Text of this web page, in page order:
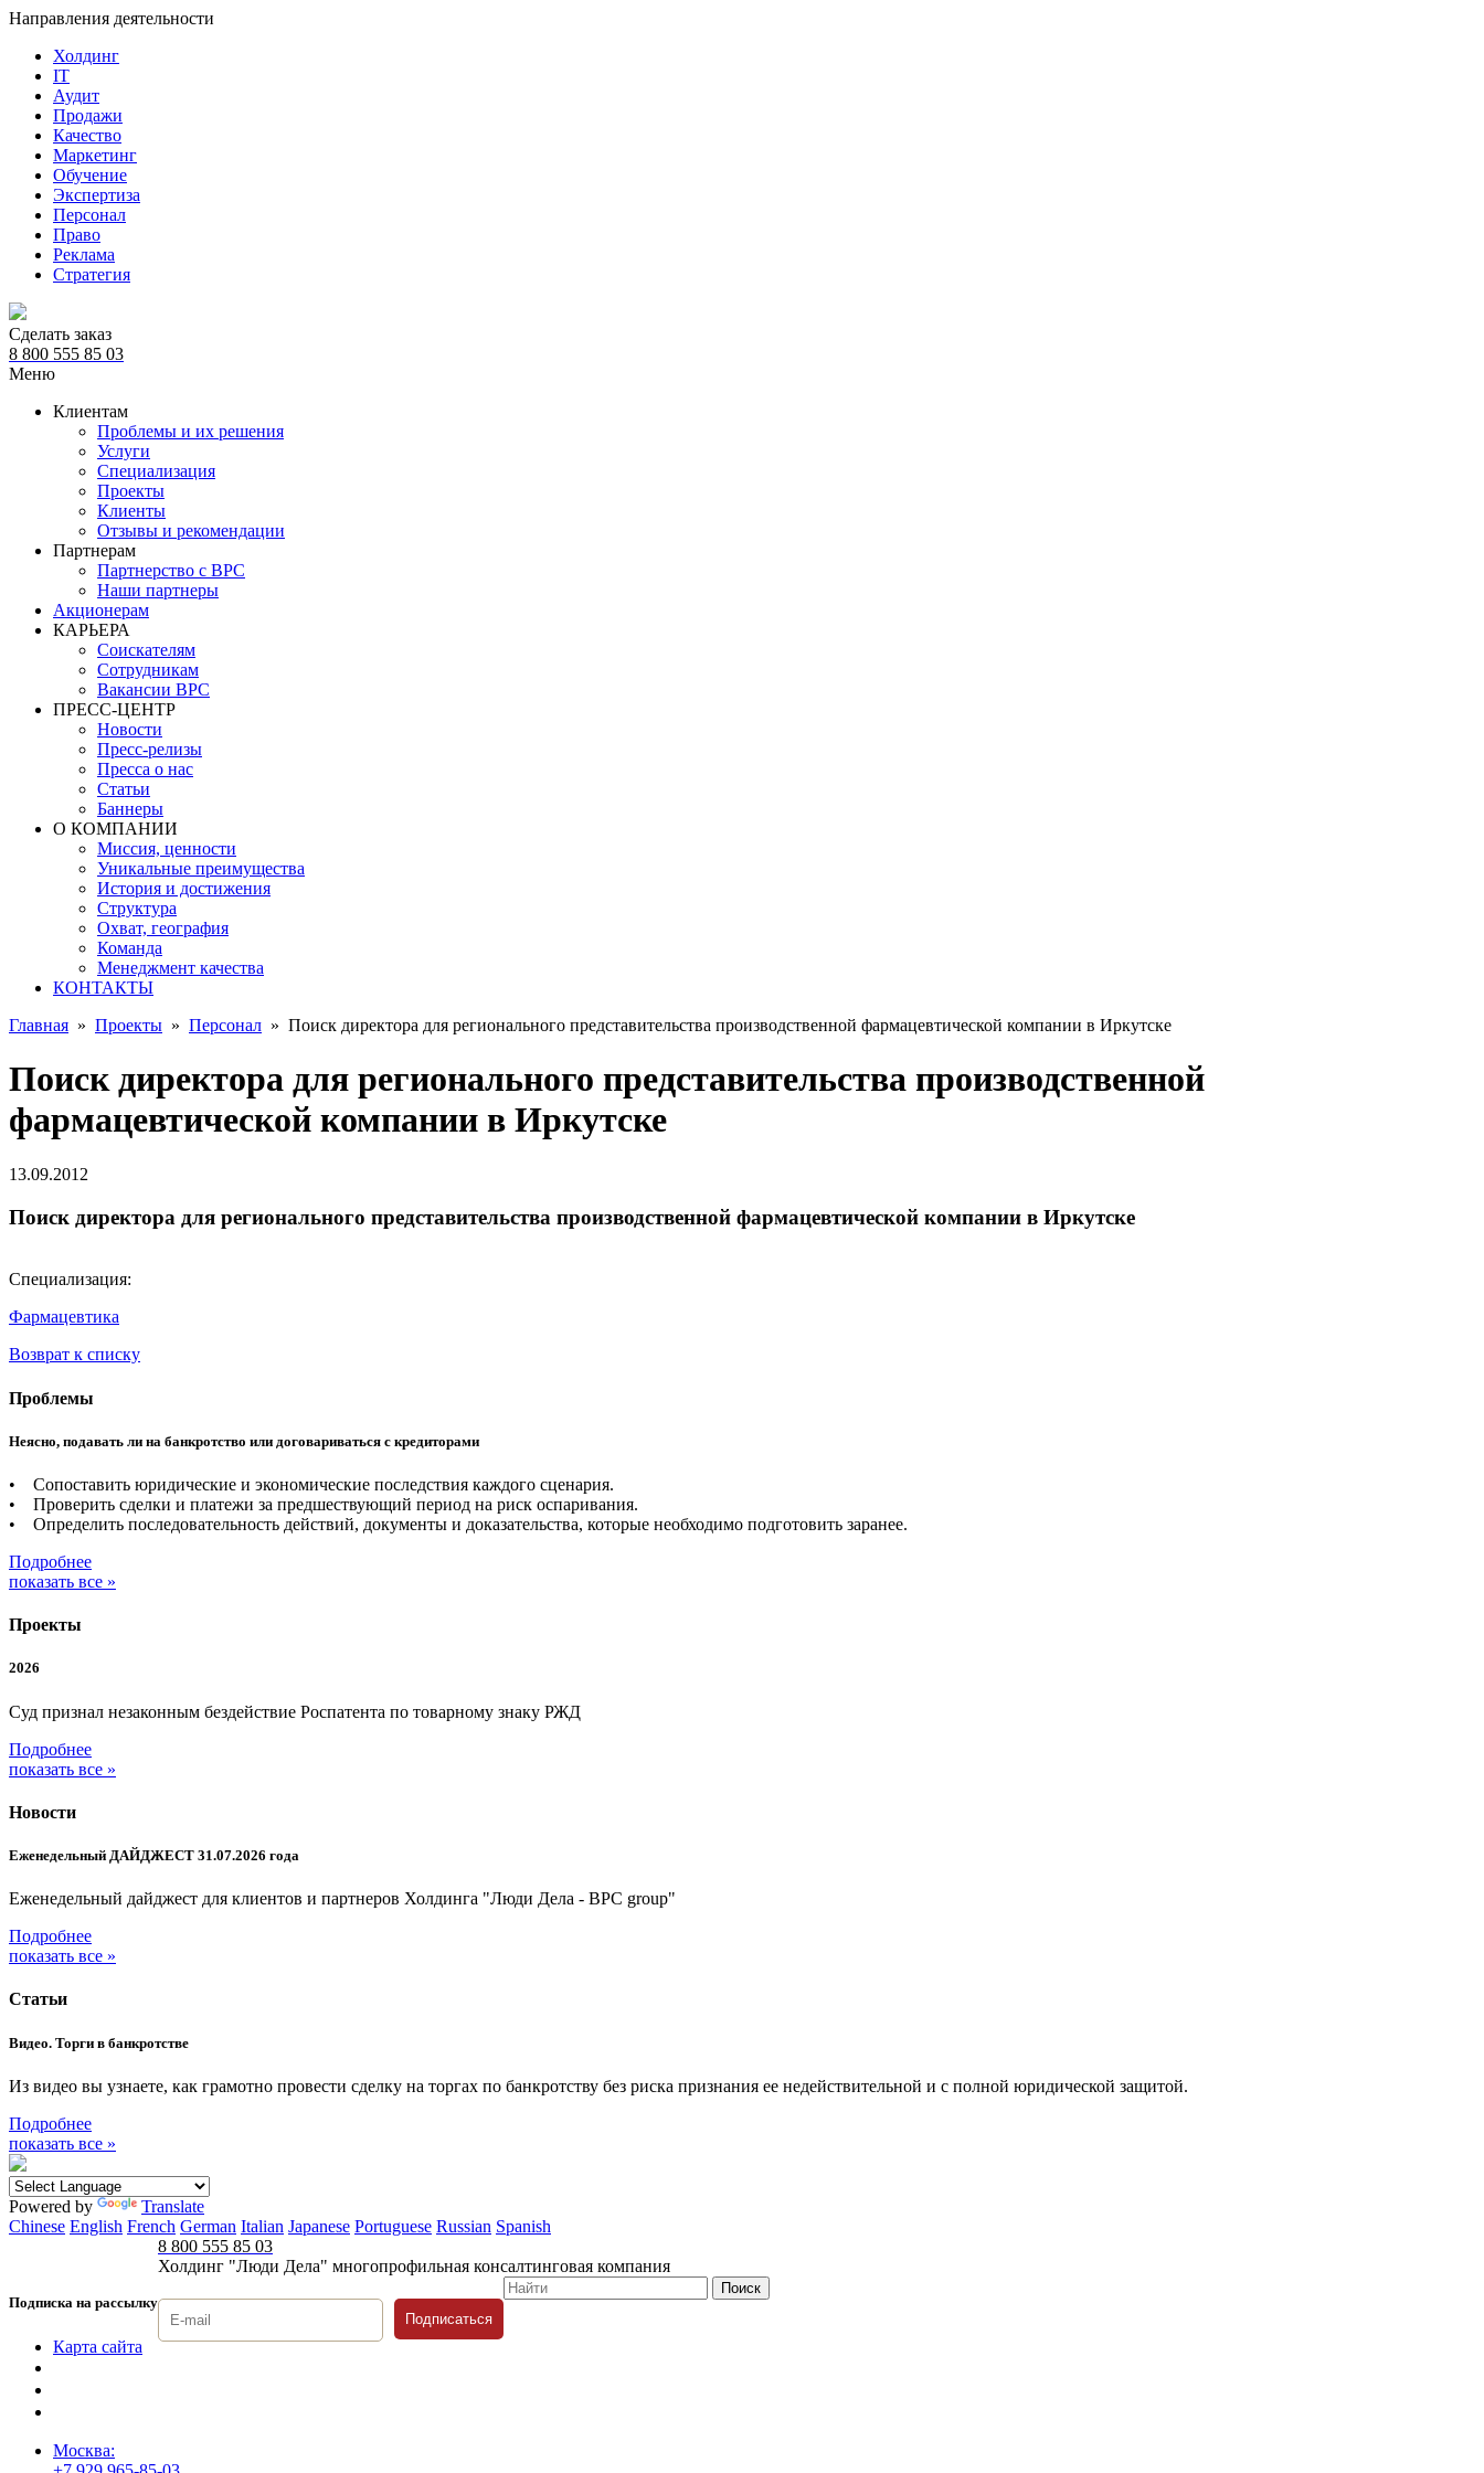
Направления деятельности
Холдинг
IT
Аудит
Продажи
Качество
Маркетинг
Обучение
Экспертиза
Персонал
Право
Реклама
Стратегия
Сделать заказ
8 800 555 85 03
Меню
Клиентам
Проблемы и их решения
Услуги
Специализация
Проекты
Клиенты
Отзывы и рекомендации
Партнерам
Партнерство с BPC
Наши партнеры
Акционерам
КАРЬЕРА
Соискателям
Сотрудникам
Вакансии BPC
ПРЕСС-ЦЕНТР
Новости
Пресс-релизы
Пресса о нас
Статьи
Баннеры
О КОМПАНИИ
Миссия, ценности
Уникальные преимущества
История и достижения
Структура
Охват, география
Команда
Менеджмент качества
КОНТАКТЫ
Главная » Проекты » Персонал » Поиск директора для регионального представительства производственной фармацевтической компании в Иркутске
Поиск директора для регионального представительства производственной
фармацевтической компании в Иркутске
13.09.2012
Поиск директора для регионального представительства производственной фармацевтической компании в Иркутске
Специализация:
Фармацевтика
Возврат к списку
Проблемы
Неясно, подавать ли на банкротство или договариваться с кредиторами
• Сопоставить юридические и экономические последствия каждого сценария.
• Проверить сделки и платежи за предшествующий период на риск оспаривания.
• Определить последовательность действий, документы и доказательства, которые необходимо подготовить заранее.
Подробнее
показать все »
Проекты
2026
Суд признал незаконным бездействие Роспатента по товарному знаку РЖД
Подробнее
показать все »
Новости
Еженедельный ДАЙДЖЕСТ 31.07.2026 года
Еженедельный дайджест для клиентов и партнеров Холдинга "Люди Дела - BPC group"
Подробнее
показать все »
Статьи
Видео. Торги в банкротстве
Из видео вы узнаете, как грамотно провести сделку на торгах по банкротству без риска признания ее недействительной и с полной юридической защитой.
Подробнее
показать все »
Powered by
Translate
Chinese English French German Italian Japanese Portuguese Russian Spanish
Подписка на рассылку
8 800 555 85 03
Холдинг "Люди Дела" многопрофильная консалтинговая компания
Подписаться
Карта сайта
Москва: